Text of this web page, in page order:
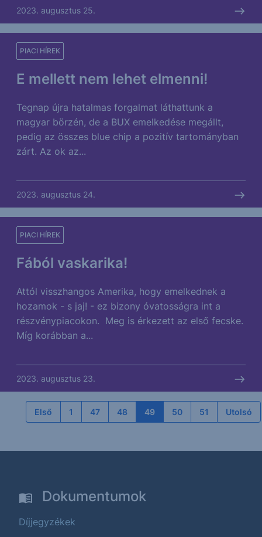
2023. augusztus 25.
E mellett nem lehet elmenni!
PIACI HÍREK
Tegnap újra hatalmas forgalmat láthattunk a
magyar börzén, de a BUX emelkedése megállt,
pedig az összes blue chip a pozitív tartományban
zárt. Az ok az...
2023. augusztus 24.
Fából vaskarika!
PIACI HÍREK
Attól visszhangos Amerika, hogy emelkednek a
hozamok - s jaj! - ez bizony óvatosságra int a
részvénypiacokon. Meg is érkezett az első fecske.
Míg korábban a...
2023. augusztus 23.
Első 1 47 48 49 50 51 Utolsó
Dokumentumok
Díjjegyzékek